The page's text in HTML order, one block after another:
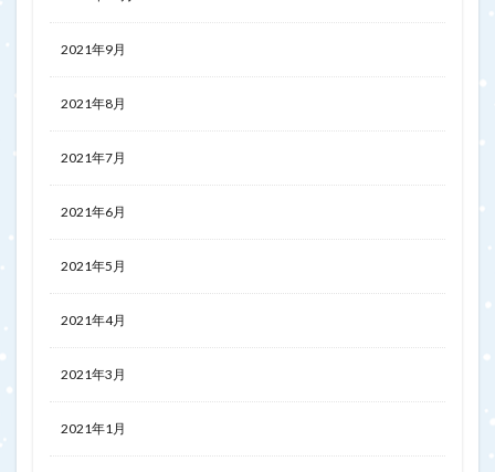
2021年9月
2021年8月
2021年7月
2021年6月
2021年5月
2021年4月
2021年3月
2021年1月